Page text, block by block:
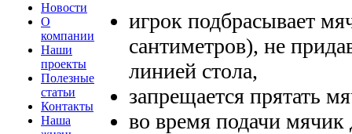
Новости
О
компании
Наши
проекты
Полезные
статьи
Контакты
Наша
игрок подбрасывает
сантиметров), не
линией стола,
запрещается прятать
во время подачи мячик